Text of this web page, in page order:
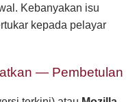
Kebanyakan isu
kepada pelayar
— Pembetulan